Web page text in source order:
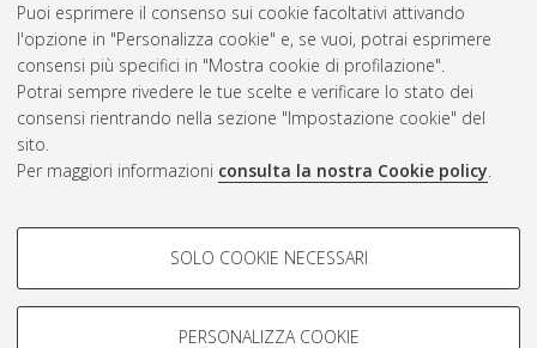
Puoi esprimere il consenso sui cookie facoltativi attivando
l'opzione in "Personalizza cookie" e, se vuoi, potrai esprimere
consensi più specifici in "Mostra cookie di profilazione".
Potrai sempre rivedere le tue scelte e verificare lo stato dei
consensi rientrando nella sezione "Impostazione cookie" del
sito.
Per maggiori informazioni consulta la nostra Cookie policy.
COOKIE DI PROFILAZIONE -
Si tratta di cookie utilizzati per analizzare le caratteristiche della
navigazione degli utenti, creare profili in base al loro comportamento
SOLO COOKIE NECESSARI
PERSONALIZZA COOKIE
Atom
Rss 1.0
Rss 2.0
AMS Laurea
Impostazioni Cookie
Informativa sulla privacy
Condizioni d’uso del sito